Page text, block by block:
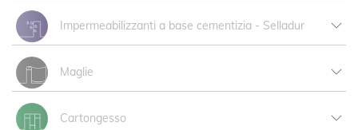
Fijadores
Impermeabilizzanti a base cementizia - Selladur
Selladur
Maglie
Nastri in cartongesso
Cartongesso